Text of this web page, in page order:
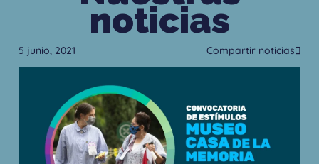
noticias
5 junio, 2021 Compartir noticias